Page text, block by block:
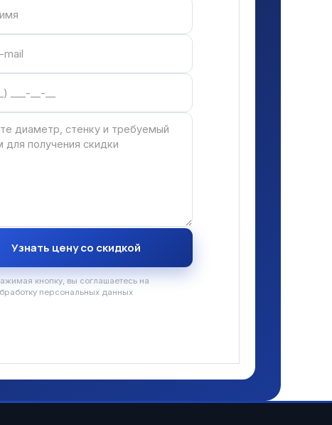
кнопку, вы соглашаетесь на
персональных данных